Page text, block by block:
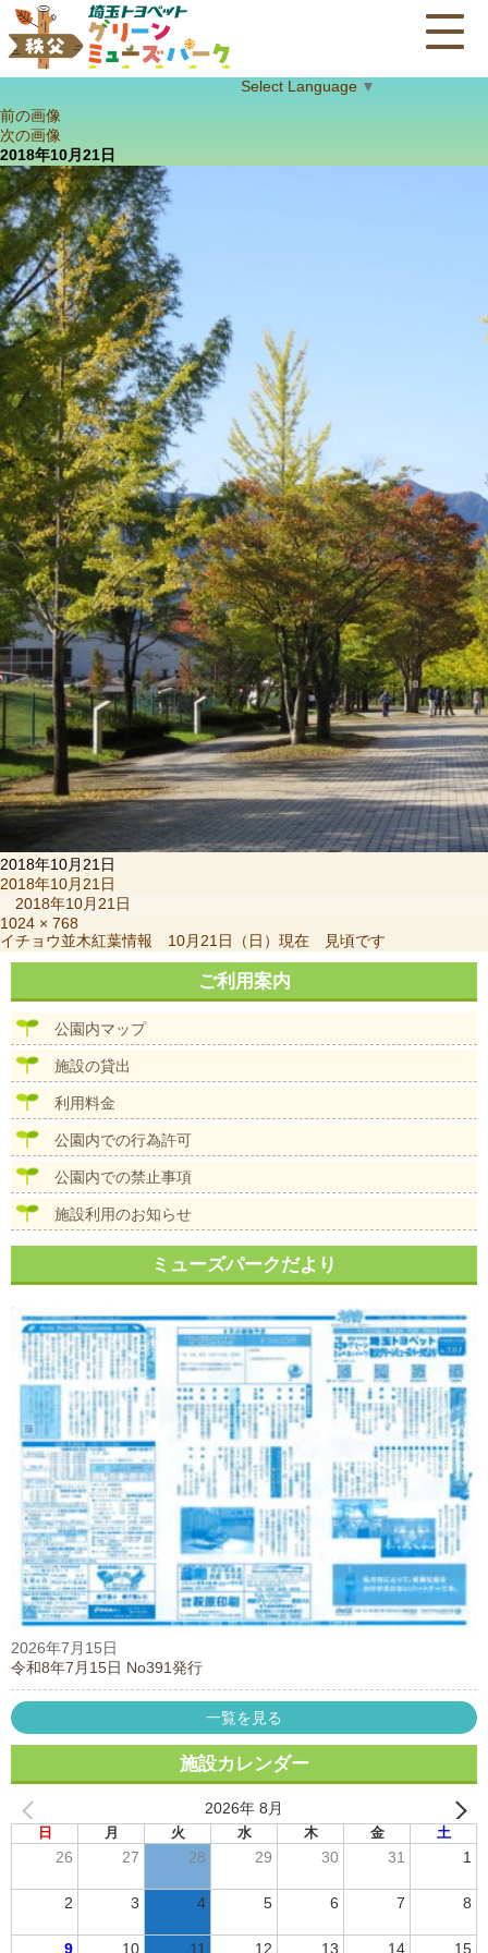
Select Language ▼
前の画像
次の画像
2018年10月21日
2018年10月21日
投
日:
2018年10月21日
2018年10月21日
フ
ル
サ
ズ
1024 × 768
投
稿
ビ
イチョウ並木紅葉情報 10月21日（日）現在 見頃です
ご利用案内
公園内マップ
施設の貸出
利用料金
公園内での行為許可
公園内での禁止事項
施設利用のお知らせ
ミューズパークだより
2026年7月15日
令和8年7月15日 No391発行
一覧を見る
施設カレンダー
2026年 8月
日 月 火 水 木 金 土
26 27 28 29 30 31 1
2 3 4 5 6 7 8
9 10 11 12 13 14 15